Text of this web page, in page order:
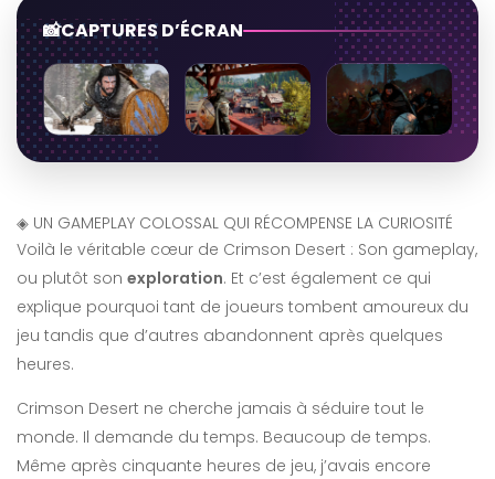
CAPTURES D’ÉCRAN
◈ UN GAMEPLAY COLOSSAL QUI RÉCOMPENSE LA CURIOSITÉ
Voilà le véritable cœur de Crimson Desert : Son gameplay,
ou plutôt son exploration. Et c’est également ce qui
explique pourquoi tant de joueurs tombent amoureux du
jeu tandis que d’autres abandonnent après quelques
heures.
Crimson Desert ne cherche jamais à séduire tout le
monde. Il demande du temps. Beaucoup de temps.
Même après cinquante heures de jeu, j’avais encore